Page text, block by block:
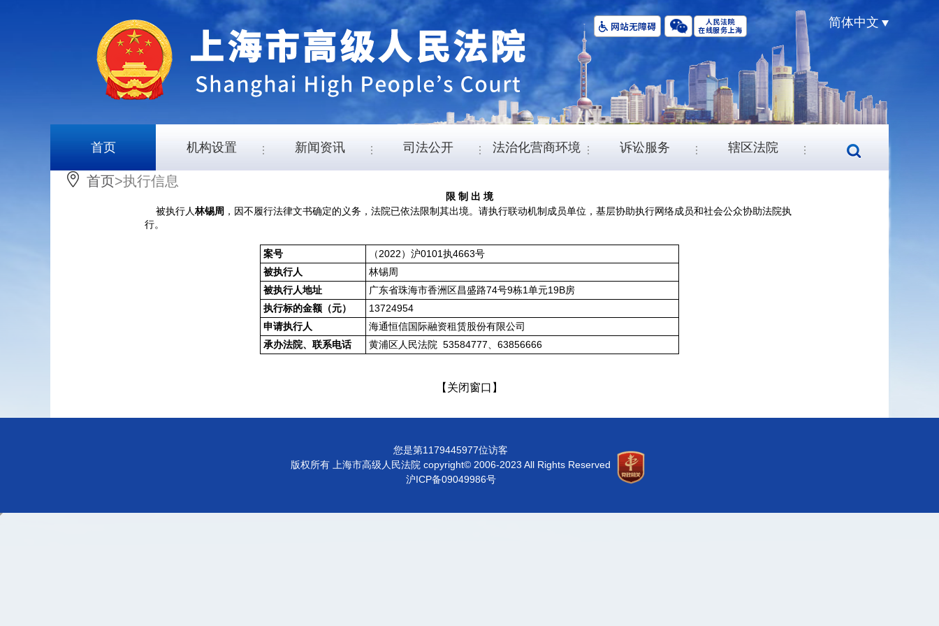
简体中文
首页 机构设置 新闻资讯 司法公开 法治化营商环境 诉讼服务 辖区法院
首页>执行信息
限 制 出 境
被执行人 林锡周 ，因不履行法律文书确定的义务，法院已依法限制其出境。请执行联动机制成员单位，基层协助执行网络成员和社会公众协助法院执
行。
案号 （2022）沪0101执4663号
被执行人 林锡周
被执行人地址 广东省珠海市香洲区昌盛路74号9栋1单元19B房
执行标的金额（元） 13724954
申请执行人 海通恒信国际融资租赁股份有限公司
承办法院、联系电话 黄浦区人民法院 53584777、63856666
【关闭窗口】
您是第1179445977位访客
版权所有 上海市高级人民法院 copyright© 2006-2023 All Rights Reserved
沪ICP备09049986号